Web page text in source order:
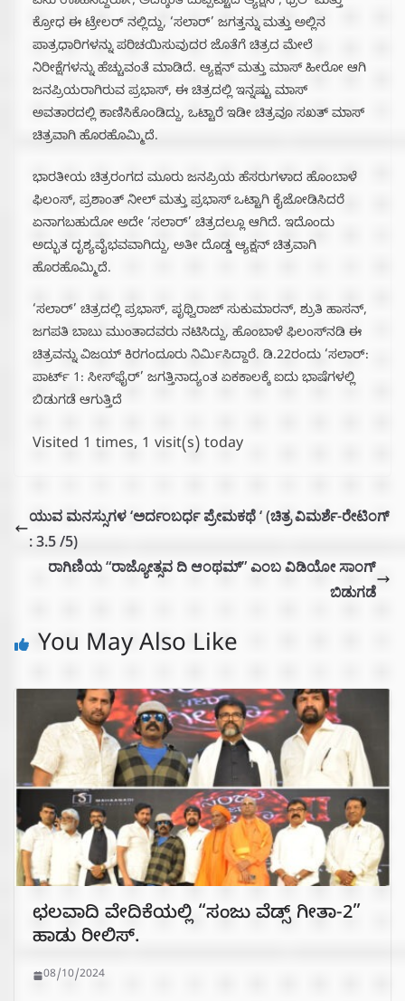
ಕ್ರೋಧ ಈ ಟ್ರೇಲರ್ ನಲ್ಲಿದ್ದು, ‘ಸಲಾರ್’ ಜಗತ್ತನ್ನು ಮತ್ತು ಅಲ್ಲಿನ
ಪಾತ್ರಧಾರಿಗಳನ್ನು ಪರಿಚಯಿಸುವುದರ ಜೊತೆಗೆ ಚಿತ್ರದ ಮೇಲೆ
ನಿರೀಕ್ಷೆಗಳನ್ನು ಹೆಚ್ಚುವಂತೆ ಮಾಡಿದೆ. ಆ್ಯಕ್ಷನ್‍ ಮತ್ತು ಮಾಸ್ ಹೀರೋ ಆಗಿ
ಜನಪ್ರಿಯರಾಗಿರುವ ಪ್ರಭಾಸ್‍, ಈ ಚಿತ್ರದಲ್ಲಿ ಇನ್ನಷ್ಟು ಮಾಸ್‍
ಅವತಾರದಲ್ಲಿ ಕಾಣಿಸಿಕೊಂಡಿದ್ದು, ಒಟ್ಟಾರೆ ಇಡೀ ಚಿತ್ರವೂ ಸಖತ್‍ ಮಾಸ್‍
ಚಿತ್ರವಾಗಿ ಹೊರಹೊಮ್ಮಿದೆ.
ಭಾರತೀಯ ಚಿತ್ರರಂಗದ ಮೂರು ಜನಪ್ರಿಯ ಹೆಸರುಗಳಾದ ಹೊಂಬಾಳೆ
ಫಿಲಂಸ್‍, ಪ್ರಶಾಂತ್‍ ನೀಲ್‍ ಮತ್ತು ಪ್ರಭಾಸ್‍ ಒಟ್ಟಾಗಿ ಕೈಜೋಡಿಸಿದರೆ
ಏನಾಗಬಹುದೋ ಅದೇ ‘ಸಲಾರ್’ ಚಿತ್ರದಲ್ಲೂ ಆಗಿದೆ. ಇದೊಂದು
ಅದ್ಭುತ ದೃಶ್ಯವೈಭವವಾಗಿದ್ದು, ಅತೀ ದೊಡ್ಡ ಆ್ಯಕ್ಷನ್‍ ಚಿತ್ರವಾಗಿ
ಹೊರಹೊಮ್ಮಿದೆ.
‘ಸಲಾರ್’ ಚಿತ್ರದಲ್ಲಿ ಪ್ರಭಾಸ್‍, ಪೃಥ್ವಿರಾಜ್‍ ಸುಕುಮಾರನ್‍, ಶ್ರುತಿ ಹಾಸನ್‍,
ಜಗಪತಿ ಬಾಬು ಮುಂತಾದವರು ನಟಿಸಿದ್ದು, ಹೊಂಬಾಳೆ ಫಿಲಂಸ್‍ನಡಿ ಈ
ಚಿತ್ರವನ್ನು ವಿಜಯ್‍ ಕಿರಗಂದೂರು ನಿರ್ಮಿಸಿದ್ದಾರೆ. ಡಿ.22ರಂದು ‘ಸಲಾರ್:
ಪಾರ್ಟ್ 1: ಸೀಸ್‍ಫೈರ್’ ಜಗತ್ತಿನಾದ್ಯಂತ ಏಕಕಾಲಕ್ಕೆ ಐದು ಭಾಷೆಗಳಲ್ಲಿ
ಬಿಡುಗಡೆ ಆಗುತ್ತಿದೆ
Visited 1 times, 1 visit(s) today
ಯುವ ಮನಸ್ಸುಗಳ ‘ಅರ್ದಂಬರ್ಧ ಪ್ರೇಮಕಥೆ ‘ (ಚಿತ್ರ ವಿಮರ್ಶೆ-ರೇಟಿಂಗ್
: 3.5 /5)
ರಾಗಿಣಿಯ “ರಾಜ್ಯೋತ್ಸವ ದಿ ಆಂಥಮ್” ಎಂಬ ವಿಡಿಯೋ ಸಾಂಗ್
ಬಿಡುಗಡೆ
You May Also Like
ಛಲವಾದಿ ವೇದಿಕೆಯಲ್ಲಿ “ಸಂಜು ವೆಡ್ಸ್ ಗೀತಾ-2”
ಹಾಡು ರೀಲಿಸ್.
08/10/2024